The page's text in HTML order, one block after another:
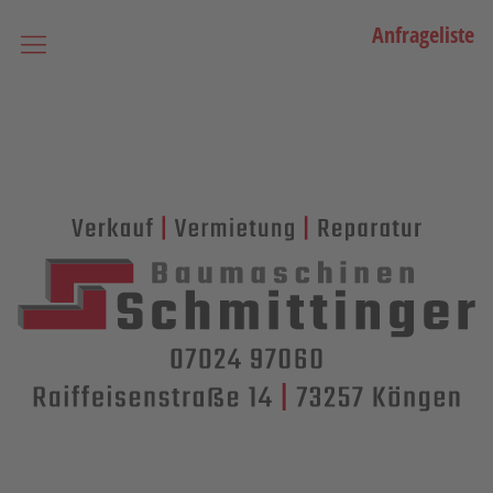
Anfrageliste
Bagger
Lader / Planiermaschinen
Lasergesteuerte Maschinen
Teleskopmaschinen
Miniraupenkrane